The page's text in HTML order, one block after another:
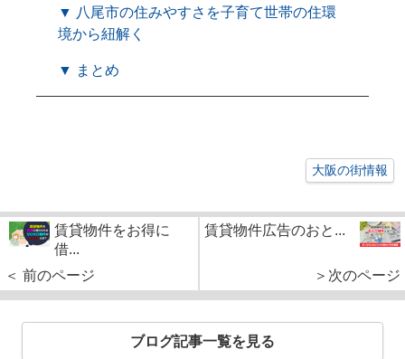
▼ 八尾市の住みやすさを子育て世帯の住環
境から紐解く
▼ まとめ
大阪の街情報
賃貸物件をお得に
借...
＜ 前のページ
賃貸物件広告のおと...
＞次のページ
ブログ記事一覧を見る